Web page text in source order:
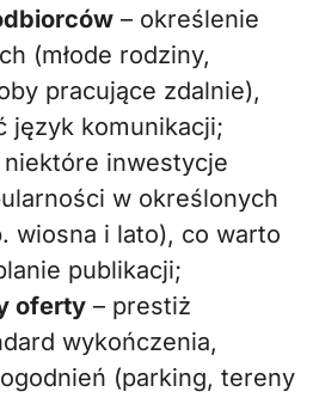
– określenie
(młode rodziny,
pracujące zdalnie),
język komunikacji;
niektóre inwestycje
w określonych
wiosna i lato), co warto
publikacji;
oferty – prestiż
wykończenia,
(parking, tereny